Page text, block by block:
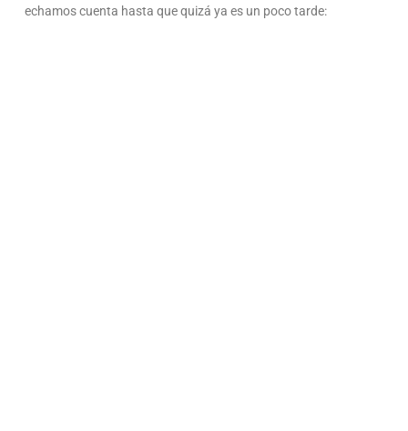
echamos cuenta hasta que quizá ya es un poco tarde: